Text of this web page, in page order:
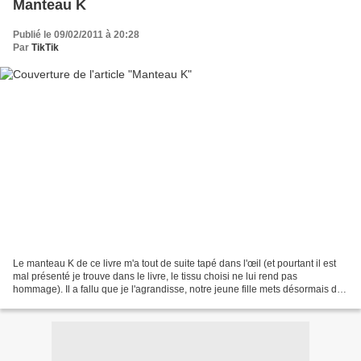
Manteau K
Publié le 09/02/2011 à 20:28
Par TikTik
Le manteau K de ce livre m'a tout de suite tapé dans l'œil (et pourtant il est
mal présenté je trouve dans le livre, le tissu choisi ne lui rend pas
hommage). Il a fallu que je l'agrandisse, notre jeune fille mets désormais du